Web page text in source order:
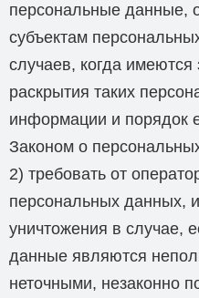
персональные данные,
субъектам
случаев, когда
раскрытия таких
информации и порядок
Законом о
2) требовать от
персональных данных,
уничтожения в случае,
данные являются
неточными, незаконно